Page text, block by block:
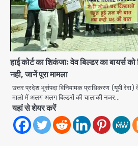
हाई कोर्ट का शिकंजाः वेव बिल्डर का बायर्स
नही, जानें पूरा मामला
उत्तर प्रदेश भूसंपदा विनियामक प्राधिकरण (यूपी
मालो में अलग अलग बिल्डरों की चालाकी नजर…
यहां से शेयर करें
4
Greater
Connection
कॉल पर 9.77 लाख
Avinash Kumar
5
Taylor Swift:
Avinash Kumar
Air India
कैप्टन का डोप टेस्ट